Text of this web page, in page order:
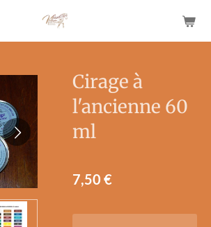
Cirage à
l'ancienne 60
ml
7,50 €